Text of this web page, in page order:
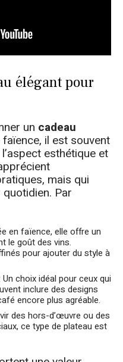
élégant pour
un cadeau
il est souvent
esthétique et
mais qui
Par
en faïence, elle offre un
le goût des vins.
pour ajouter du style à
Un choix idéal pour ceux qui
inclure des designs
encore plus agréable.
des hors-d’œuvre ou des
ce type de plateau est